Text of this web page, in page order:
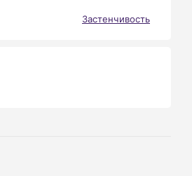
Застенчивость